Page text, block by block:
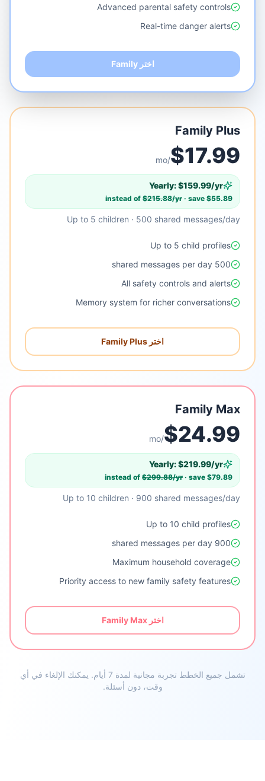
Advanced parental safety controls
Real-time danger alerts
اختر Family
Family Plus
$17.99
/mo
Yearly: $159.99/yr
instead of $215.88/yr · save $55.89
Up to 5 children · 500 shared messages/day
Up to 5 child profiles
500 shared messages per day
All safety controls and alerts
Memory system for richer conversations
اختر Family Plus
Family Max
$24.99
/mo
Yearly: $219.99/yr
instead of $299.88/yr · save $79.89
Up to 10 children · 900 shared messages/day
Up to 10 child profiles
900 shared messages per day
Maximum household coverage
Priority access to new family safety features
اختر Family Max
تشمل جميع الخطط تجربة مجانية لمدة 7 أيام. يمكنك الإلغاء في أي
وقت، دون أسئلة.